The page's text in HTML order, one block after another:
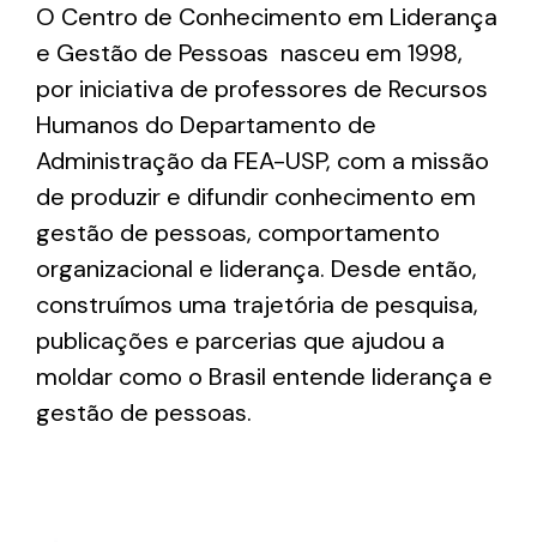
O Centro de Conhecimento em Liderança
e Gestão de Pessoas nasceu em 1998,
por iniciativa de professores de Recursos
Humanos do Departamento de
Administração da FEA-USP, com a missão
de produzir e difundir conhecimento em
gestão de pessoas, comportamento
organizacional e liderança. Desde então,
construímos uma trajetória de pesquisa,
publicações e parcerias que ajudou a
moldar como o Brasil entende liderança e
gestão de pessoas.